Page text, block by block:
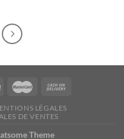
LÉGALES
DE VENTES
Theme